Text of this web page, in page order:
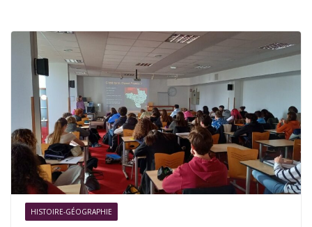
HISTOIRE-GÉOGRAPHIE